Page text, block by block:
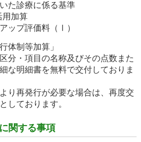
た診療に係る基準
用加算
ップ評価料（Ⅰ）
体制等加算」
分・項目の名称及びその点数また
な明細書を無料で交付しておりま
り再発行が必要な場合は、再度交
しております。
関する事項